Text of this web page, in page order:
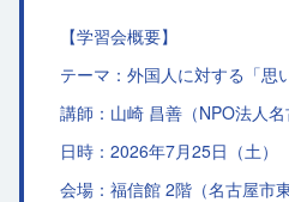
【学習会概要】
テーマ：外国人に対する「思
講師：山崎 昌善（NPO法人
日時：2026年7月25日（土
会場：福信館 2階（名古屋市